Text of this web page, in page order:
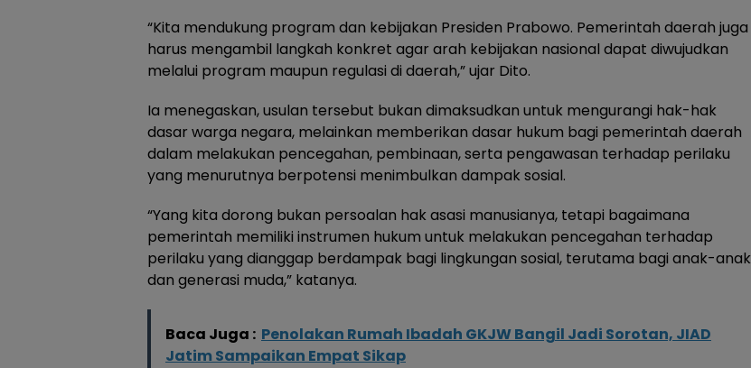
“Kita mendukung program dan kebijakan Presiden Prabowo. Pemerintah daerah juga
harus mengambil langkah konkret agar arah kebijakan nasional dapat diwujudkan
melalui program maupun regulasi di daerah,” ujar Dito.
Ia menegaskan, usulan tersebut bukan dimaksudkan untuk mengurangi hak-hak
dasar warga negara, melainkan memberikan dasar hukum bagi pemerintah daerah
dalam melakukan pencegahan, pembinaan, serta pengawasan terhadap perilaku
yang menurutnya berpotensi menimbulkan dampak sosial.
“Yang kita dorong bukan persoalan hak asasi manusianya, tetapi bagaimana
pemerintah memiliki instrumen hukum untuk melakukan pencegahan terhadap
perilaku yang dianggap berdampak bagi lingkungan sosial, terutama bagi anak-anak
dan generasi muda,” katanya.
Baca Juga : Penolakan Rumah Ibadah GKJW Bangil Jadi Sorotan, JIAD
Jatim Sampaikan Empat Sikap